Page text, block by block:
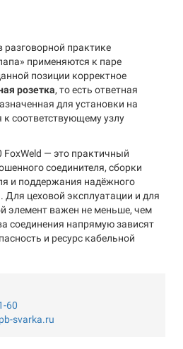
разговорной практике
применяются к паре
позиции корректное
розетка, то есть ответная
для установки на
соответствующему узлу
FoxWeld — это практичный
соединителя, сборки
и поддержания надёжного
Для цеховой эксплуатации и для
элемент важен не меньше, чем
соединения напрямую зависят
и ресурс кабельной
60
svarka.ru